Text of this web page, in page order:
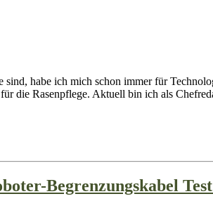
habe ich mich schon immer für
die Rasenpflege. Aktuell bin ich als
Begrenzungskabel